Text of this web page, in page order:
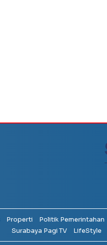
Properti Politik Pemerintahan
Surabaya Pagi TV
LifeStyle